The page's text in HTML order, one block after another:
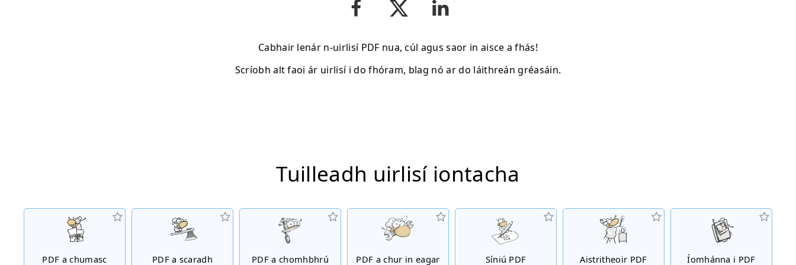
Cabhair lenár n-uirlisí PDF nua, cúl agus saor in aisce a fhás!
Scríobh alt faoi ár uirlisí i do fhóram, blag nó ar do láithreán gréasáin.
Tuilleadh uirlisí iontacha
PDF a chumasc PDF a scaradh PDF a chomhbhrú PDF a chur in eagar Síniú PDF Aistritheoir PDF Íomhánna i PDF